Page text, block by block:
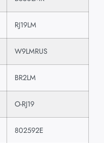
RJ19LM
W9LMRUS
BR2LM
O-RJ19
802592E